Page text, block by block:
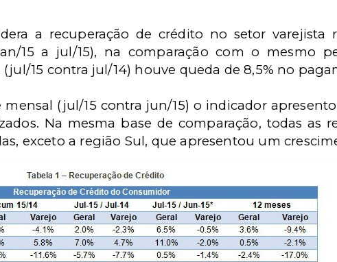
a recuperação de crédito no setor varejista
15 a jul/15), na comparação com o mesmo
15 contra jul/14) houve queda de 8,5% no
mensal (jul/15 contra jun/15) o indicador
Na mesma base de comparação, todas as
exceto a região Sul, que apresentou um